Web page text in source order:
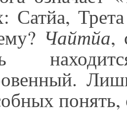
Сатйа,
Чайтйа,